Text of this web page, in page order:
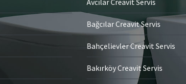
Avcılar Creavit Servis
Bağcılar Creavit Servis
Bahçelievler Creavit Servis
Bakırköy Creavit Servis